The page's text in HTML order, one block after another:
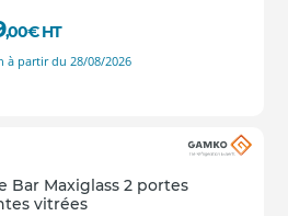
,00€ HT
à partir du 28/08/2026
Bar Maxiglass 2 portes
vitrées